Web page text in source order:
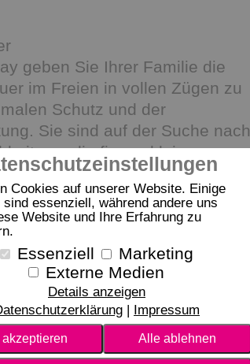
Cookies auf unserer Website. Einige
sind essenziell, während andere uns
Website und Ihre Erfahrung zu
Essenziell
Marketing
Externe Medien
Details anzeigen
Impressum
Alle ablehnen
geben Sie Ihrer Familie die
im Freien in vollen Zügen zu
Schutz und der
Sie sind auf der Suche nach
um die fiesen kleinen
für uns bereit hält,
TerraShield Spray die
versprühen oder auf Beine,
bevor Sie ins Freie gehen
Begleiter für
Freien